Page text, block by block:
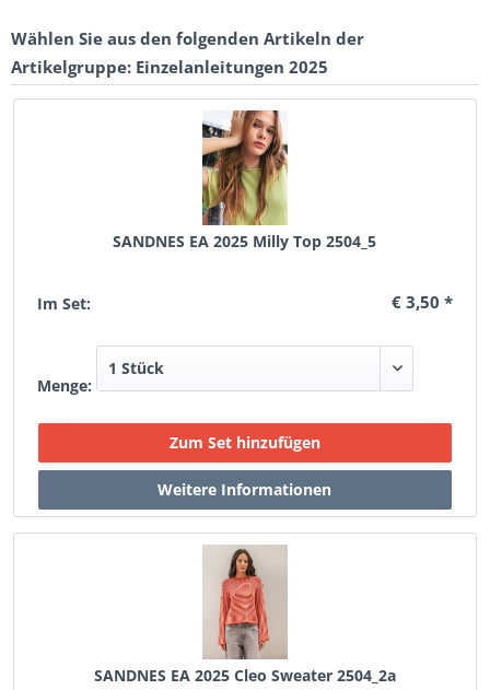
Wählen Sie aus den folgenden Artikeln der
Artikelgruppe: Einzelanleitungen 2025
SANDNES EA 2025 Milly Top 2504_5
Im Set: € 3,50 *
Menge:
SANDNES EA 2025 Cleo Sweater 2504_2a